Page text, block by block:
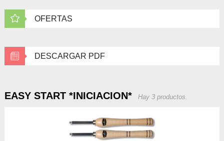
OFERTAS
DESCARGAR PDF
EASY START *INICIACION* Hay 3 productos.